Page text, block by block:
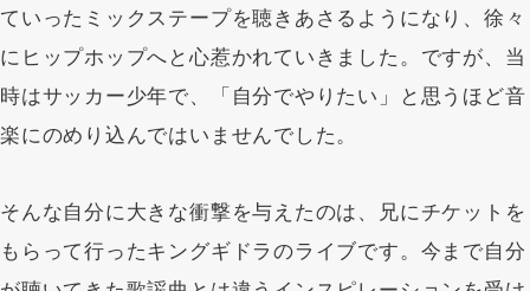
に独立し、新レーベル「Mastermind」を設立。2020年にリ
リースしたアルバム『Q』、続く『K』は共にiTunesレゲエ
ライブや全国ツアーを成功させた。 B.League公式テーマソン
グへの客演や、2年連続の「New Year Rock Festival」出演、
二の世界観とメッセージでリスナーを魅了し続けている。
https://rueed.jp/
ていったミックステープを聴きあさるようになり、徐々
にヒップホップへと心惹かれていきました。ですが、当
時はサッカー少年で、「自分でやりたい」と思うほど音
楽にのめり込んではいませんでした。
そんな自分に大きな衝撃を与えたのは、兄にチケットを
もらって行ったキングギドラのライブです。今まで自分